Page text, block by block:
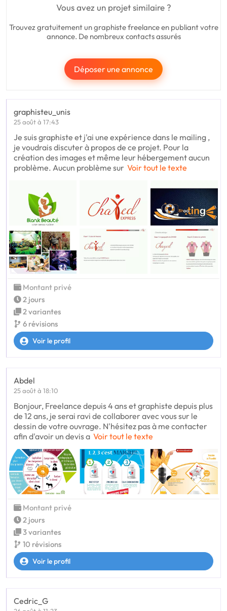
Vous avez un projet similaire ?
Trouvez gratuitement un graphiste freelance en publiant votre
annonce. De nombreux contacts assurés
Déposer une annonce
graphisteu_unis
25 août à 17:43
Je suis graphiste et j'ai une expérience dans le mailing ,
je voudrais discuter à propos de ce projet. Pour la
création des images et même leur hébergement aucun
problème. Aucun problème sur Voir tout le texte
Montant privé
2 jours
2 variantes
6 révisions
Voir le profil
Abdel
25 août à 18:10
Bonjour, Freelance depuis 4 ans et graphiste depuis plus
de 12 ans, je serai ravi de collaborer avec vous sur le
dessin de votre ouvrage. N'hésitez pas à me contacter
afin d'avoir un devis a Voir tout le texte
Montant privé
2 jours
3 variantes
10 révisions
Voir le profil
Cedric_G